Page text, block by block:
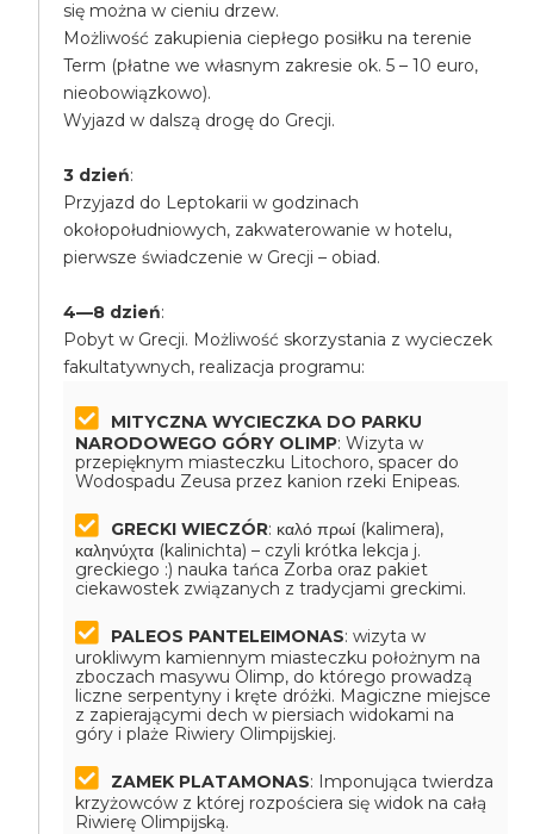
się można w cieniu drzew.
Możliwość zakupienia ciepłego posiłku na terenie
Term (płatne we własnym zakresie ok. 5 – 10 euro,
nieobowiązkowo).
Wyjazd w dalszą drogę do Grecji.
3 dzień:
Przyjazd do Leptokarii w godzinach
okołopołudniowych, zakwaterowanie w hotelu,
pierwsze świadczenie w Grecji – obiad.
4—8 dzień:
Pobyt w Grecji. Możliwość skorzystania z wycieczek
fakultatywnych, realizacja programu:
MITYCZNA WYCIECZKA DO PARKU
NARODOWEGO GÓRY OLIMP: Wizyta w
przepięknym miasteczku Litochoro, spacer do
Wodospadu Zeusa przez kanion rzeki Enipeas.
GRECKI WIECZÓR: καλό πρωί (kalimera),
καληνύχτα (kalinichta) – czyli krótka lekcja j.
greckiego :) nauka tańca Zorba oraz pakiet
ciekawostek związanych z tradycjami greckimi.
PALEOS PANTELEIMONAS: wizyta w
urokliwym kamiennym miasteczku położnym na
zboczach masywu Olimp, do którego prowadzą
liczne serpentyny i kręte dróżki. Magiczne miejsce
z zapierającymi dech w piersiach widokami na
góry i plaże Riwiery Olimpijskiej.
ZAMEK PLATAMONAS: Imponująca twierdza
krzyżowców z której rozpościera się widok na całą
Riwierę Olimpijską.